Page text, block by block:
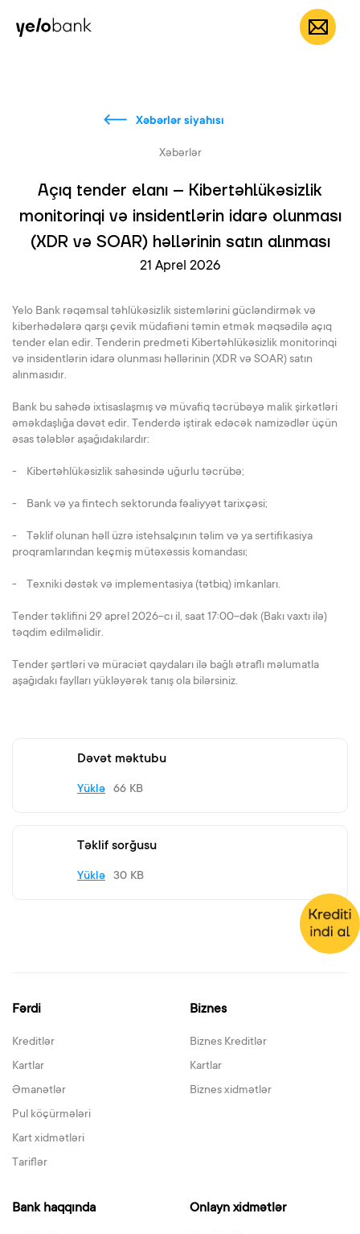
Fərdi Biznes AZ
Xəbərlər siyahısı
Xəbərlər
Açıq tender elanı – Kibertəhlükəsizlik
monitorinqi və insidentlərin idarə olunması
(XDR və SOAR) həllərinin satın alınması
21 Aprel 2026
Yelo Bank rəqəmsal təhlükəsizlik sistemlərini gücləndirmək və
kiberhədələrə qarşı çevik müdafiəni təmin etmək məqsədilə açıq
tender elan edir. Tenderin predmeti Kibertəhlükəsizlik monitorinqi
və insidentlərin idarə olunması həllərinin (XDR və SOAR) satın
alınmasıdır.
Bank bu sahədə ixtisaslaşmış və müvafiq təcrübəyə malik şirkətləri
əməkdaşlığa dəvət edir. Tenderdə iştirak edəcək namizədlər üçün
əsas tələblər aşağıdakılardır:
- Kibertəhlükəsizlik sahəsində uğurlu təcrübə;
- Bank və ya fintech sektorunda fəaliyyət tarixçəsi;
- Təklif olunan həll üzrə istehsalçının təlim və ya sertifikasiya
proqramlarından keçmiş mütəxəssis komandası;
- Texniki dəstək və implementasiya (tətbiq) imkanları.
Tender təklifini 29 aprel 2026-cı il, saat 17:00-dək (Bakı vaxtı ilə)
təqdim edilməlidir.
Tender şərtləri və müraciət qaydaları ilə bağlı ətraflı məlumatla
aşağıdakı faylları yükləyərək tanış ola bilərsiniz.
Dəvət məktubu
Yüklə 66 KB
Təklif sorğusu
Yüklə 30 KB
Fərdi
Kreditlər
Kartlar
Əmanətlər
Pul köçürmələri
Kart xidmətləri
Tariflər
Biznes
Biznes Kreditlər
Kartlar
Biznes xidmətlər
Bank haqqında Onlayn xidmətlər